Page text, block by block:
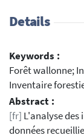
Details
Keywords :
Forêt wallonne;
Inventaire
Abstract :
[fr] L'analyse des
données